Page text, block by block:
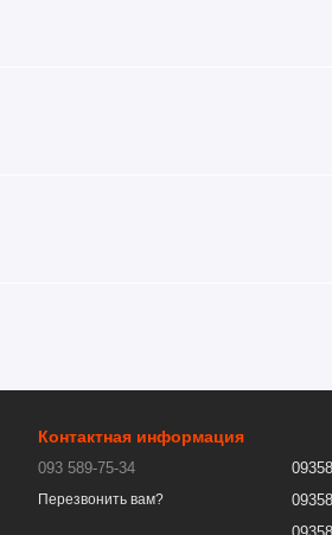
Контактная информация
093 589-75-34
Перезвонить вам?